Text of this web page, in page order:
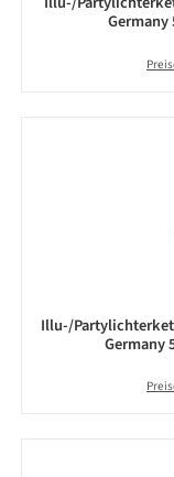
Illu-/
Germany